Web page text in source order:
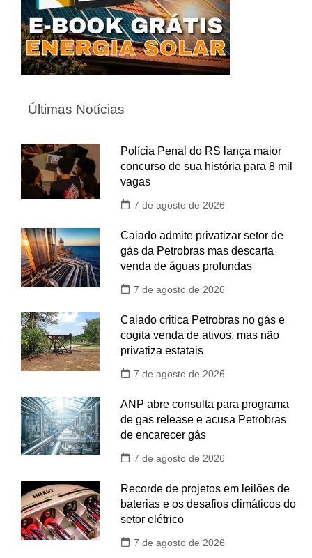
Últimas Notícias
Polícia Penal do RS lança maior
concurso de sua história para 8 mil
vagas
7 de agosto de 2026
Caiado admite privatizar setor de
gás da Petrobras mas descarta
venda de águas profundas
7 de agosto de 2026
Caiado critica Petrobras no gás e
cogita venda de ativos, mas não
privatiza estatais
7 de agosto de 2026
ANP abre consulta para programa
de gas release e acusa Petrobras
de encarecer gás
7 de agosto de 2026
Recorde de projetos em leilões de
baterias e os desafios climáticos do
setor elétrico
7 de agosto de 2026